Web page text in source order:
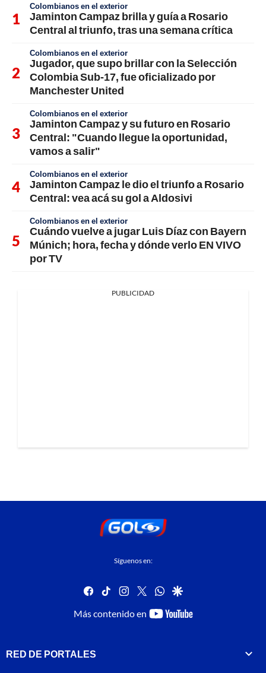
Colombianos en el exterior
Jaminton Campaz brilla y guía a Rosario
Central al triunfo, tras una semana crítica
Colombianos en el exterior
Jugador, que supo brillar con la Selección
Colombia Sub-17, fue oficializado por
Manchester United
Colombianos en el exterior
Jaminton Campaz y su futuro en Rosario
Central: "Cuando llegue la oportunidad,
vamos a salir"
Colombianos en el exterior
Jaminton Campaz le dio el triunfo a Rosario
Central: vea acá su gol a Aldosivi
Colombianos en el exterior
Cuándo vuelve a jugar Luis Díaz con Bayern
Múnich; hora, fecha y dónde verlo EN VIVO
por TV
PUBLICIDAD
Síguenos en:
facebook
tiktok instagram
twitterwhatsapp
google
Más contenido en
youtube-
RED DE PORTALES